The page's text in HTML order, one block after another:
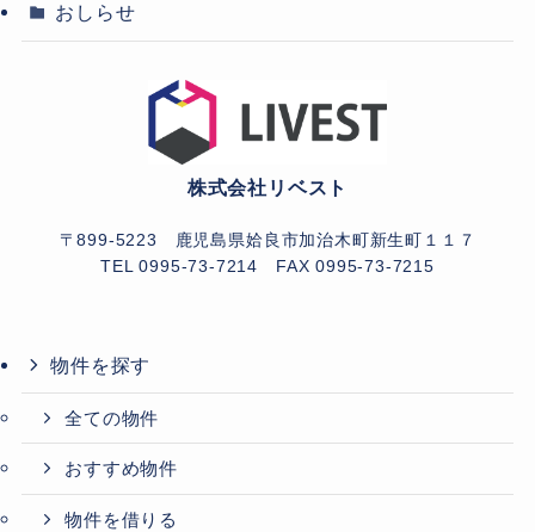
おしらせ
株式会社リベスト
〒899-5223 鹿児島県姶良市加治木町新生町１１７
TEL 0995-73-7214 FAX 0995-73-7215
物件を探す
全ての物件
おすすめ物件
物件を借りる